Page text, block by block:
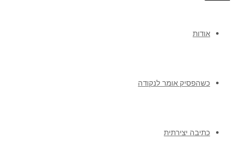
אודות
כשהפסיק אומר לנקודה
כתיבה יצירתית